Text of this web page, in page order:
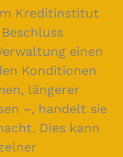
Kreditinstitut
einen
Konditionen
längerer
–, handelt sie
Dies kann